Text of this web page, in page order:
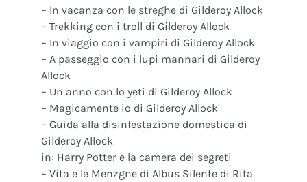
– In vacanza con le streghe di Gilderoy Allock
– Trekking con i troll di Gilderoy Allock
– In viaggio con i vampiri di Gilderoy Allock
– A passeggio con i lupi mannari di Gilderoy
Allock
– Un anno con lo yeti di Gilderoy Allock
– Magicamente io di Gilderoy Allock
– Guida alla disinfestazione domestica di
Gilderoy Allock
in: Harry Potter e la camera dei segreti
– Vita e le Menzgne di Albus Silente di Rita